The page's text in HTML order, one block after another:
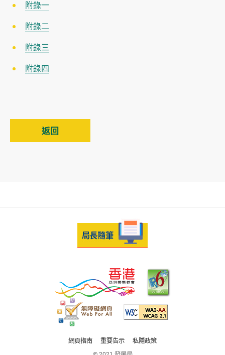
附錄一
附錄二
附錄三
附錄四
返回
網頁指南 重要告示
私隱政策